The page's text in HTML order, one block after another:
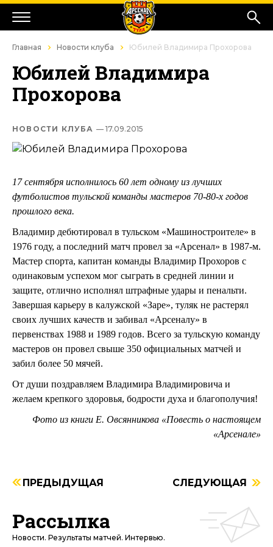
Главная Новости клуба Юбилей Владимира Прохорова
Юбилей Владимира
Прохорова
НОВОСТИ КЛУБА — 17.09.2015
17 сентября исполнилось 60 лет одному из лучших
футболистов тульской команды мастеров 70-80-х годов
прошлого века.
Владимир дебютировал в тульском «Машиностроителе» в
1976 году, а последний матч провел за «Арсенал» в 1987-м.
Мастер спорта, капитан команды Владимир Прохоров с
одинаковым успехом мог сыграть в средней линии и
защите, отлично исполнял штрафные удары и пенальти.
Завершая карьеру в калужской «Заре», туляк не растерял
своих лучших качеств и забивал «Арсеналу» в
первенствах 1988 и 1989 годов. Всего за тульскую команду
мастеров он провел свыше 350 официальных матчей и
забил более 50 мячей.
От души поздравляем Владимира Владимировича и
желаем крепкого здоровья, бодрости духа и благополучия!
Фото из книги Е. Овсянникова «Повесть о настоящем
«Арсенале»
ПРЕДЫДУЩАЯ СЛЕДУЮЩАЯ
Рассылка
Новости. Результаты матчей. Интервью.